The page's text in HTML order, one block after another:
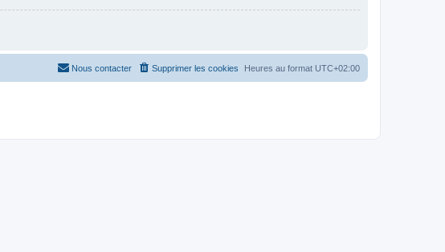
Heures au format UTC+02:00
Supprimer les cookies
Nous contacter